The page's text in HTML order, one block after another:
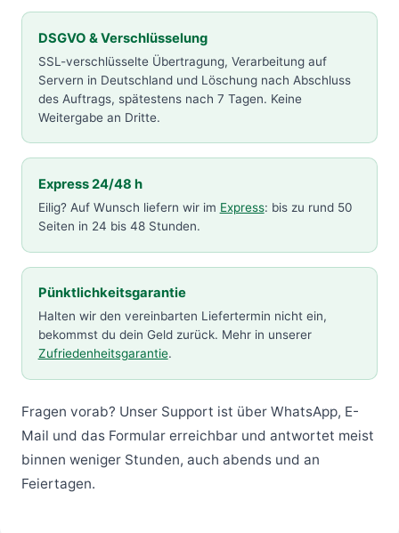
DSGVO & Verschlüsselung
SSL-verschlüsselte Übertragung, Verarbeitung auf
Servern in Deutschland und Löschung nach Abschluss
des Auftrags, spätestens nach 7 Tagen. Keine
Weitergabe an Dritte.
Express 24/48 h
Eilig? Auf Wunsch liefern wir im Express: bis zu rund 50
Seiten in 24 bis 48 Stunden.
Pünktlichkeitsgarantie
Halten wir den vereinbarten Liefertermin nicht ein,
bekommst du dein Geld zurück. Mehr in unserer
Zufriedenheitsgarantie.
Fragen vorab? Unser Support ist über WhatsApp, E-
Mail und das Formular erreichbar und antwortet meist
binnen weniger Stunden, auch abends und an
Feiertagen.